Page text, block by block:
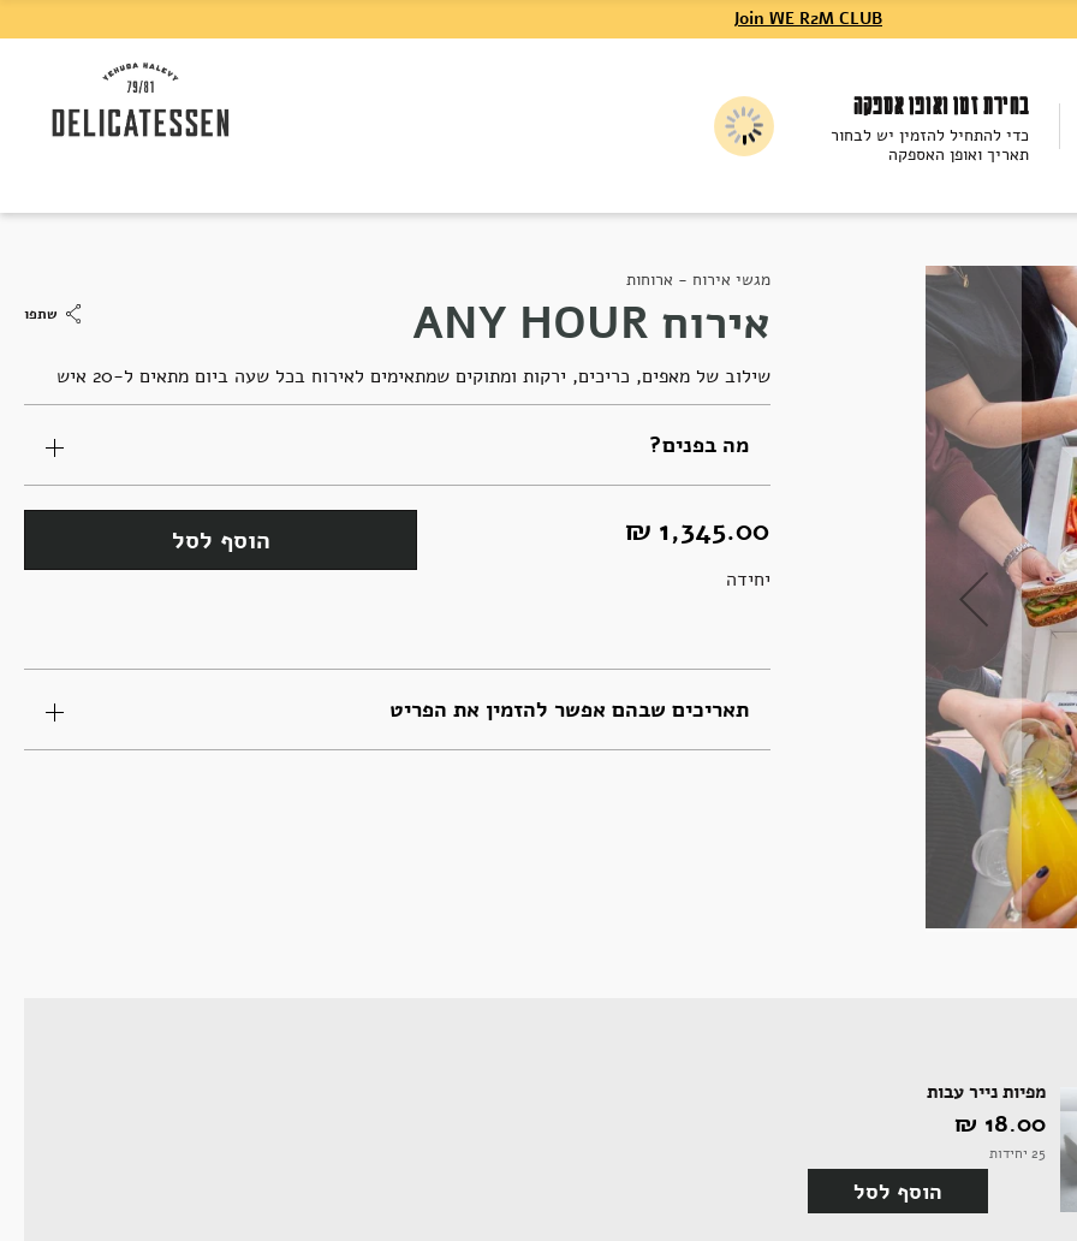
Join WE R2M CLUB
בחירת זמן ואופן אספקה
כדי להתחיל להזמין יש לבחור
תאריך ואופן האספקה
מגשי אירוח - ארוחות
אירוח ANY HOUR
מה בפנים?
שתפו
שילוב של מאפים, כריכים, ירקות ומתוקים שמתאימים לאירוח בכל שעה ביום מתאים ל-20 איש
יחידה
1,345.00 ₪ הוסף לסל
תאריכים שבהם אפשר להזמין את הפריט
מפיות נייר עבות
18.00 ‏₪
25 יחידות
הוסף לסל